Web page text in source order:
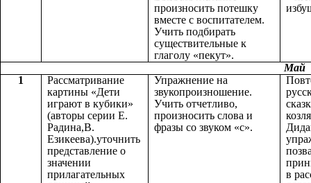
произносить потешку
вместе с воспитателем.
Учить подбирать
существительные к
глаголу «пекут».
Май
1
Рассматривание
картины «Дети
играют в кубики»
(авторы серии Е.
Радина,В.
Езикеева).уточнить
представление о
значении
прилагательных
Упражнение на
звукопроизношение.
Учить отчетливо,
произносить слова и
фразы со звуком «с».
в